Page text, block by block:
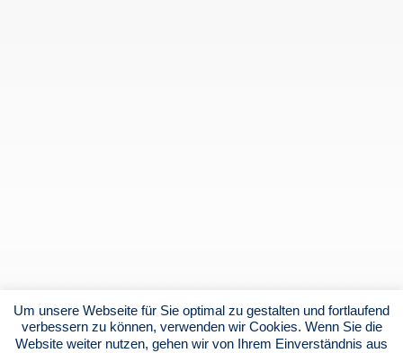
Um unsere Webseite für Sie optimal zu gestalten und fortlaufend
verbessern zu können, verwenden wir Cookies. Wenn Sie die
Website weiter nutzen, gehen wir von Ihrem Einverständnis aus